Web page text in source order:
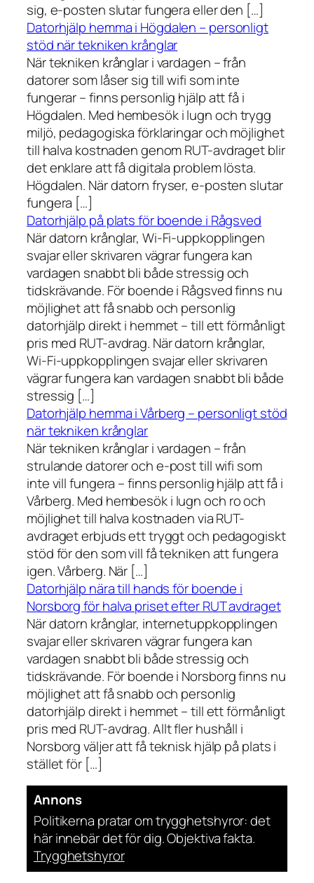
sig, e-posten slutar fungera eller den […]
Datorhjälp hemma i Högdalen – personligt
stöd när tekniken krånglar
När tekniken krånglar i vardagen – från
datorer som låser sig till wifi som inte
fungerar – finns personlig hjälp att få i
Högdalen. Med hembesök i lugn och trygg
miljö, pedagogiska förklaringar och möjlighet
till halva kostnaden genom RUT-avdraget blir
det enklare att få digitala problem lösta.
Högdalen. När datorn fryser, e-posten slutar
fungera […]
Datorhjälp på plats för boende i Rågsved
När datorn krånglar, Wi-Fi-uppkopplingen
svajar eller skrivaren vägrar fungera kan
vardagen snabbt bli både stressig och
tidskrävande. För boende i Rågsved finns nu
möjlighet att få snabb och personlig
datorhjälp direkt i hemmet – till ett förmånligt
pris med RUT-avdrag. När datorn krånglar,
Wi-Fi-uppkopplingen svajar eller skrivaren
vägrar fungera kan vardagen snabbt bli både
stressig […]
Datorhjälp hemma i Vårberg – personligt stöd
när tekniken krånglar
När tekniken krånglar i vardagen – från
strulande datorer och e-post till wifi som
inte vill fungera – finns personlig hjälp att få i
Vårberg. Med hembesök i lugn och ro och
möjlighet till halva kostnaden via RUT-
avdraget erbjuds ett tryggt och pedagogiskt
stöd för den som vill få tekniken att fungera
igen. Vårberg. När […]
Datorhjälp nära till hands för boende i
Norsborg för halva priset efter RUT avdraget
När datorn krånglar, internetuppkopplingen
svajar eller skrivaren vägrar fungera kan
vardagen snabbt bli både stressig och
tidskrävande. För boende i Norsborg finns nu
möjlighet att få snabb och personlig
datorhjälp direkt i hemmet – till ett förmånligt
pris med RUT-avdrag. Allt fler hushåll i
Norsborg väljer att få teknisk hjälp på plats i
stället för […]
Annons
Politikerna pratar om trygghetshyror: det
här innebär det för dig. Objektiva fakta.
Trygghetshyror